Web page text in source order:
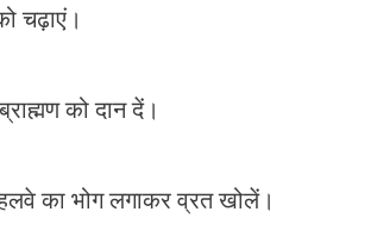
चढ़ाएं।
को दान दें।
का भोग लगाकर व्रत खोलें।